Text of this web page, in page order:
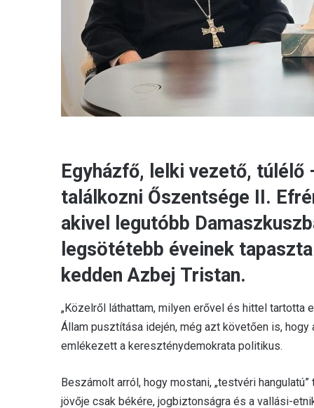
Egyházfő, lelki vezető,
találkozni Őszentsége II.
akivel legutóbb
legsötétebb éveinek
kedden Azbej Tristan.
„Közelről láthattam, milyen erővel és hittel
Állam pusztítása idején, még azt követően is,
emlékezett a kereszténydemokrata politikus.
Beszámolt arról, hogy mostani, „testvéri
jövője csak békére, jogbiztonságra és a vallási-